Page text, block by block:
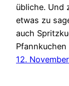
übliche. Und
etwas zu
auch
12.